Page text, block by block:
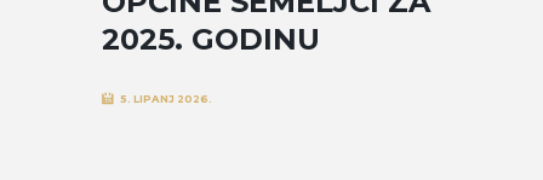
2025. GODINU
5. LIPANJ 2026.